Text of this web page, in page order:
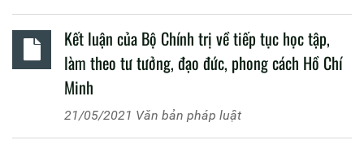
Kết luận của Bộ Chính trị về tiếp tục học tập,
làm theo tư tưởng, đạo đức, phong cách Hồ Chí
Minh
21/05/2021 Văn bản pháp luật